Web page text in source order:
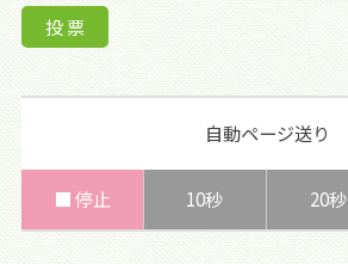
自動ページ送り
■ 停止 10秒 20秒